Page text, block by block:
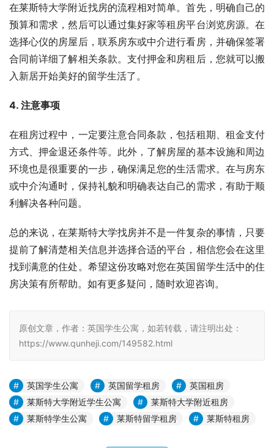
在莱斯特大学附近找房的流程相对简单。首先，明确自己的
预算和需求，然后可以通过集好家等租房平台浏览房源。在
选择心仪的房屋后，联系房东或中介进行看房，并确保签署
合同前详细了解相关条款。支付押金和房租后，您就可以搬
入新居开始美好的留学生活了。
4. 注意事项
在租房过程中，一定要注意合同条款，包括租期、租金支付
方式、押金退还条件等。此外，了解房屋的基本设施和周边
环境也是很重要的一步，确保满足您的生活需求。在与房东
或中介沟通时，保持礼貌和明确表达自己的需求，有助于顺
利解决各种问题。
总的来说，在莱斯特大学找房并不是一件复杂的事情，只要
提前了解清楚相关信息并选择合适的平台，相信您会在这里
找到满意的住处。希望这份攻略对您在英国留学生活中的住
房决策有所帮助。如有更多疑问，随时欢迎咨询。
原创文章，作者：英国学生公寓，如若转载，请注明出处：
https://www.qunheji.com/149582.html
英国学生公寓 英国留学租房
英国租房
莱斯特大学附近学生公寓
莱斯特大学附近租房
莱斯特学生公寓
莱斯特留学租房 莱斯特租房